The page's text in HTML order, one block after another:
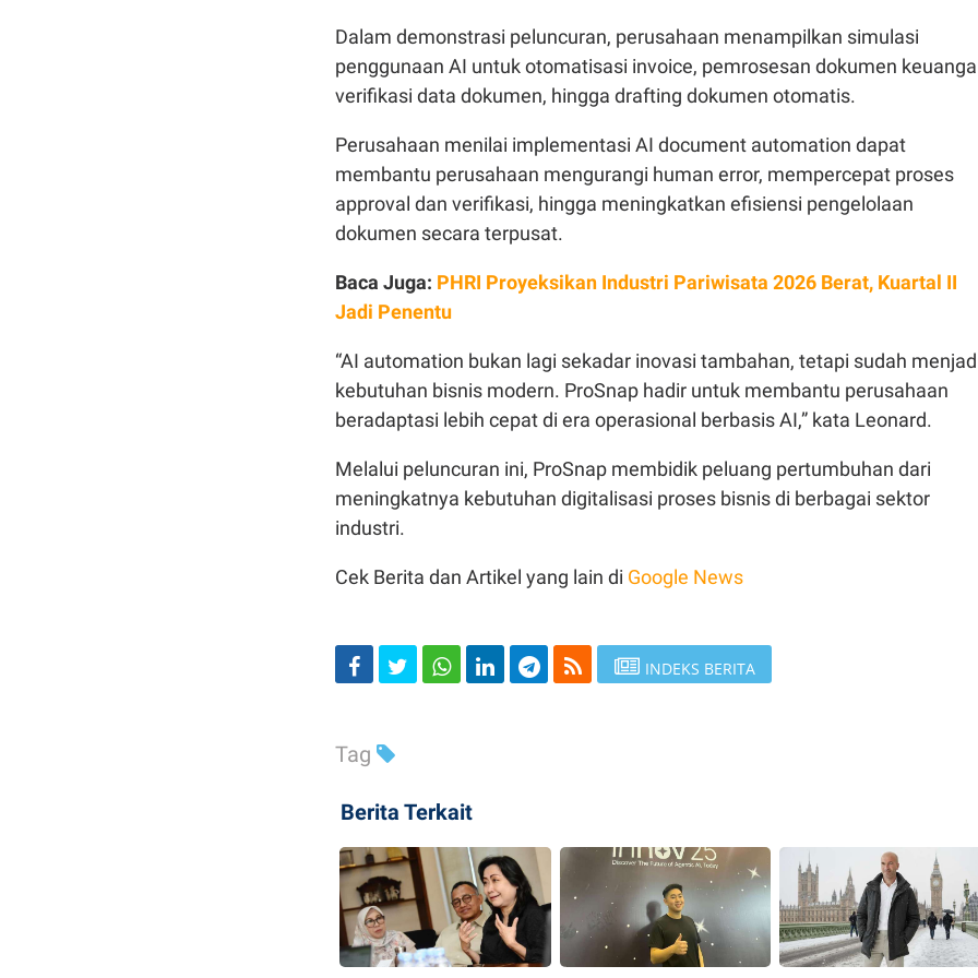
Dalam demonstrasi peluncuran, perusahaan menampilkan simulasi
penggunaan AI untuk otomatisasi invoice, pemrosesan dokumen
verifikasi data dokumen, hingga drafting dokumen otomatis.
Perusahaan menilai implementasi AI document automation dapat
membantu perusahaan mengurangi human error, mempercepat proses
approval dan verifikasi, hingga meningkatkan efisiensi pengelolaan
dokumen secara terpusat.
Baca Juga: PHRI Proyeksikan Industri Pariwisata 2026 Berat, Kuartal II
Jadi Penentu
“AI automation bukan lagi sekadar inovasi tambahan, tetapi sudah
kebutuhan bisnis modern. ProSnap hadir untuk membantu perusahaan
beradaptasi lebih cepat di era operasional berbasis AI,” kata Leonard.
Melalui peluncuran ini, ProSnap membidik peluang pertumbuhan dari
meningkatnya kebutuhan digitalisasi proses bisnis di berbagai sektor
industri.
Cek Berita dan Artikel yang lain di Google News
INDEKS BERITA
Tag
Berita Terkait